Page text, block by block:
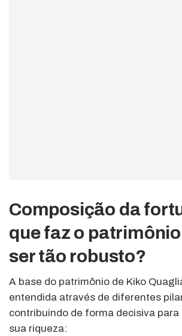
Composição da
que faz o
ser tão robusto?
A base do patrimônio de Kiko
entendida através de diferentes
contribuindo de forma decisiva para
sua riqueza: